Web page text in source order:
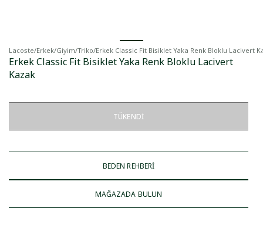
Lacoste/Erkek/Giyim/Triko/Erkek Classic Fit Bisiklet Yaka Renk Bloklu Lacivert
Erkek Classic Fit Bisiklet Yaka Renk Bloklu Lacivert
Kazak
TÜKENDI
BEDEN REHBERİ
MAĞAZADA BULUN